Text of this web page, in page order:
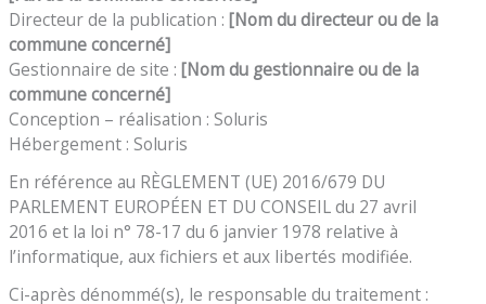
Directeur de la publication :[Nom du directeur ou de la
communeconcerné]
Gestionnaire de site :[Nom du gestionnaire ou de la
communeconcerné]
Conception – réalisation : Soluris
Hébergement : Soluris
En référence au RÈGLEMENT (UE) 2016/679 DU
PARLEMENT EUROPÉEN ET DU CONSEIL du 27 avril
2016 et la loi n° 78-17 du 6 janvier 1978 relative à
l’informatique, aux fichiers et aux libertés modifiée.
Ci-après dénommé(s), le responsable du traitement :